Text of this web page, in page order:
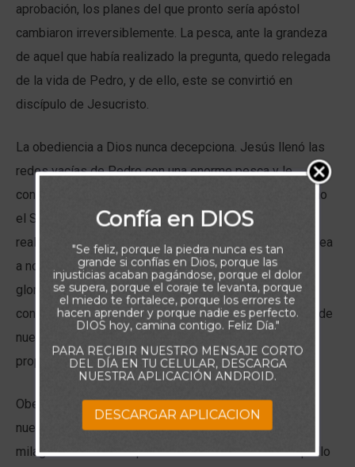
aprobación, los planes del que pronto sería apóstol
cambiaron irreversiblemente. La pesca, ante la grandeza
de aquel que había realizado la pregunta, quedo relegada
de la vida de Pedro, y de ello, este se convirtió en
discípulo de Jesucristo.
La obediencia a Dios nunca decepciona. Jesús llenó las
redes vacías de Pedro con una enorme pesca y le
convirtió en “pescador de hombres”, demostrando cómo
el Señor, puede, en un abrir de ojos, cambiar nuestras
realidades, para direccionarnos al camino que nos provea
a nosotros el mayor beneficio, y a Él, la mayor de las
glorias. Nuestro Padre de los Cielos puede hacer esto
con nuestras finanzas, relaciones o cualquier otra área de
nuestra vida; pero lo hace a Su manera y para Sus
propósitos.
Obedecer a Dios hace que Su poder sea evidente en
nuestra vida. El “sí” de Pedro le permitió presenciar un
milagro. Podría haber puesto su atención en todo aquello
Confía en DIOS
"Se feliz, porque la piedra nunca es tan
grande si confías en Dios, porque las
injusticias acaban pagándose, porque el dolor
se supera, porque el coraje te levanta, porque
el miedo te fortalece, porque los errores te
hacen aprender y porque nadie es perfecto.
DIOS hoy, camina contigo. Feliz Día."
PARA RECIBIR NUESTRO MENSAJE CORTO
DEL DÍA EN TU CELULAR, DESCARGA
NUESTRA APLICACIÓN ANDROID.
DESCARGAR APLICACION